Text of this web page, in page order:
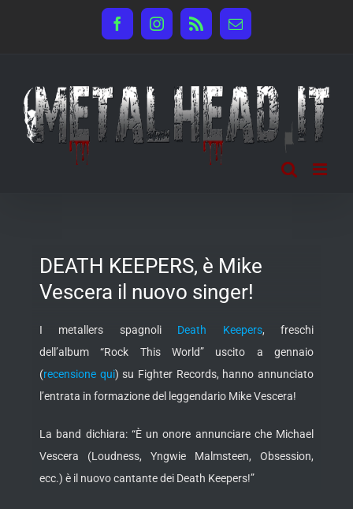
FacebookInstagram
Rss Email
DEATH KEEPERS, è Mike
Vescera il nuovo singer!
I metallers spagnoli Death Keepers, freschi
dell’album “Rock This World” uscito a gennaio
(recensione qui) su Fighter Records, hanno annunciato
l’entrata in formazione del leggendario Mike Vescera!
La band dichiara: “È un onore annunciare che Michael
Vescera (Loudness, Yngwie Malmsteen, Obsession,
ecc.) è il nuovo cantante dei Death Keepers!”